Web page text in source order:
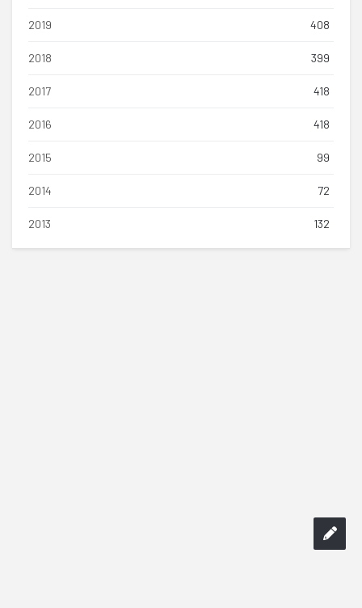
2019 408
2018 399
2017 418
2016 418
2015 99
2014 72
2013 132